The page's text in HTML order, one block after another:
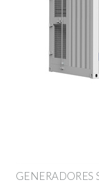
GENERADORES